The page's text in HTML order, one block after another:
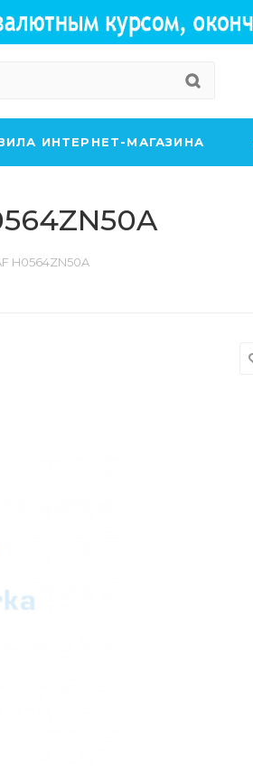
ИНТЕРНЕТ-МАГАЗИНА
H0564ZN50A